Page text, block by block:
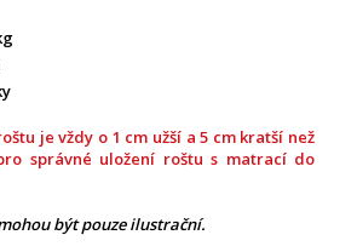
je vždy o 1 cm užší a 5 cm kratší než
správné uložení roštu s matrací do
být pouze ilustrační.